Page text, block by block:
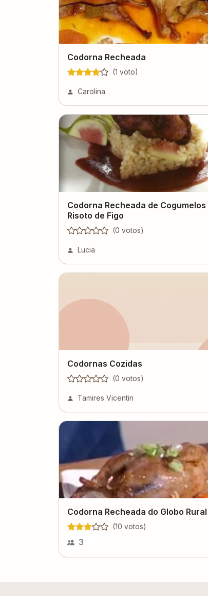
Codorna Recheada
(1 voto)
Carolina
Codorna Recheada de Cogumelos
Risoto de Figo
(0 votos)
Lucia
Codornas Cozidas
(0 votos)
Tamires Vicentin
Codorna Recheada do Globo Rural
(10 votos)
3